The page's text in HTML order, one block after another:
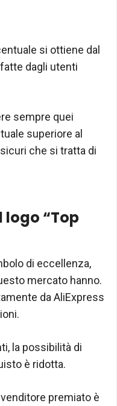
si ottiene dal
dagli utenti
sempre quei
superiore al
che si tratta di
“Top
di eccellenza,
mercato hanno.
da AliExpress
la possibilità di
è ridotta.
premiato è